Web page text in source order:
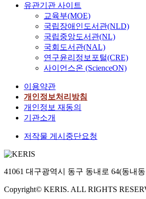
유관기관 사이트
교육부(MOE)
국립장애인도서관(NLD)
국립중앙도서관(NL)
국회도서관(NAL)
연구윤리정보포털(CRE)
사이언스온 (ScienceON)
이용약관
개인정보처리방침
개인정보 재동의
기관소개
저작물 게시중단요청
41061 대구광역시 동구 동내로 64(동내
Copyright© KERIS. ALL RIGHTS